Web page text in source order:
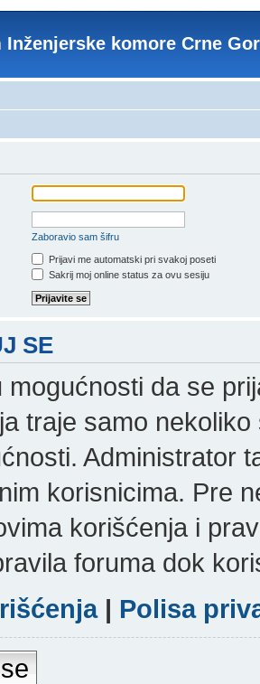
Inženjerske komore Crne
Zaboravio sam šifru
Prijavi me automatski pri svakoj poseti
Sakrij moj online status za ovu sesiju
SE
mogućnosti da se
traje samo
Administrator
korisnicima. Pre
korišćenja i
foruma dok
| Polisa